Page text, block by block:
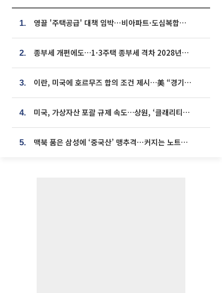
1. 영끌 '주택공급' 대책 임박⋯비아파트·도심복합까지 총동원
2. 종부세 개편에도…1·3주택 종부세 격차 2028년부터 확대
3. 이란, 미국에 호르무즈 합의 조건 제시…美 “경기 아직 안 끝나” [종합]
4. 미국, 가상자산 포괄 규제 속도…상원, ‘클래리티법’ 9월 절차투표 추진
5. 맥북 품은 삼성에 ‘중국산’ 맹추격⋯커지는 노트북 OLED 시장